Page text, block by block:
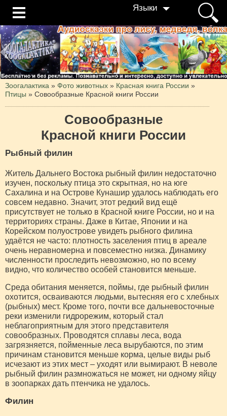
Языки
Зоогалактика » Фото животных » Красная книга России »
Птицы » Совообразные Красной книги России
Совообразные
Красной книги России
Рыбный филин
Житель Дальнего Востока рыбный филин недостаточно
изучен, поскольку птица это скрытная, но на юге
Сахалина и на Острове Кунашир удалось наблюдать его
совсем недавно. Значит, этот редкий вид ещё
присутствует не только в Красной книге России, но и на
территориях страны. Даже в Китае, Японии и на
Корейском полуострове увидеть рыбного филина
удаётся не часто: плотность заселения птиц в ареале
очень неравномерна и повсеместно низка. Динамику
численности проследить невозможно, но по всему
видно, что количество особей становится меньше.
Среда обитания меняется, поймы, где рыбный филин
охотится, осваиваются людьми, вытесняя его с хлебных
(рыбных) мест. Кроме того, почти все дальневосточные
реки изменили гидрорежим, который стал
неблагоприятным для этого представителя
совообразных. Проводятся сплавы леса, вода
загрязняется, пойменные леса вырубаются, по этим
причинам становится меньше корма, целые виды рыб
исчезают из этих мест – уходят или вымирают. В неволе
рыбный филин размножаться не может, ни одному яйцу
в зоопарках дать птенчика не удалось.
Филин